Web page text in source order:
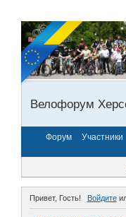
Велофорум
Форум Участники
Привет, Гость! Войдите